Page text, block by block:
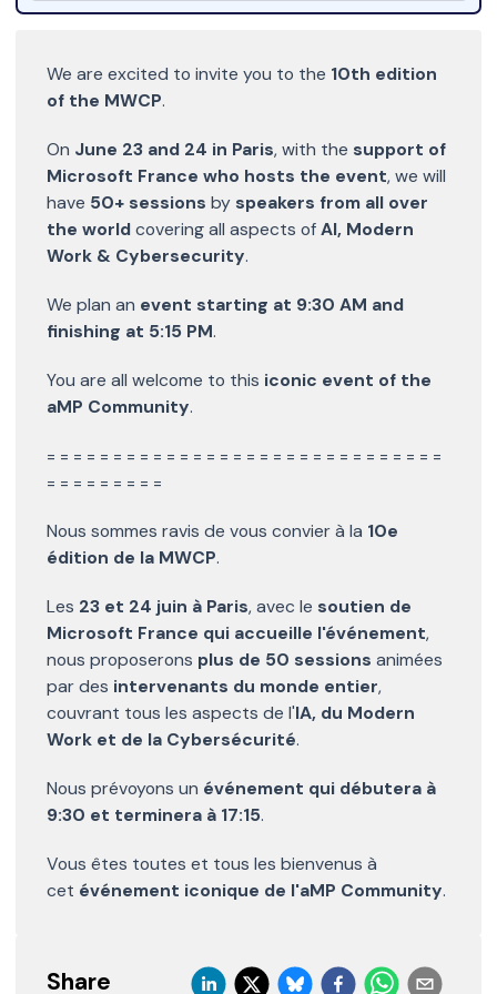
We are excited to invite you to the 10th edition
of the MWCP.
On June 23 and 24 in Paris, with the support of
Microsoft France who hosts the event, we will
have 50+ sessions by speakers from all over
the worldcovering all aspects ofAI, Modern
Work & Cybersecurity.
We plan an event starting at 9:30 AM and
finishing at 5:15 PM.
You are all welcome to this iconic event of the
aMP Community.
= = = = = = = = = = = = = = = = = = = = = = = = = = = = = =
= = = = = = = = =
Nous sommes ravis de vous convier à la 10e
édition de la MWCP.
Les 23 et 24 juin à Paris, avec le soutien de
Microsoft France qui accueille l'événement,
nous proposerons plus de 50 sessions animées
par des intervenants du monde entier,
couvrant tous les aspects de l'IA, du Modern
Work et de la Cybersécurité.
Nous prévoyons un événement qui débutera à
9:30 et terminera à 17:15.
Vous êtes toutes et tous les bienvenus à
cet événement iconique de l'aMP Community.
Share